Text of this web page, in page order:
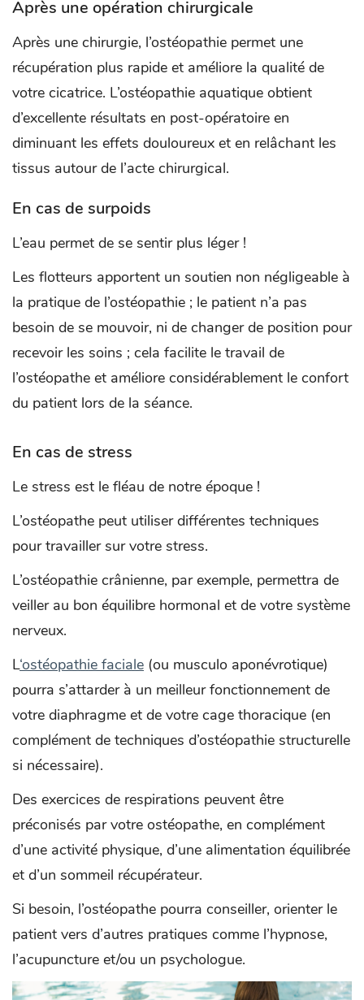
Après une opération chirurgicale
Après une chirurgie, l’ostéopathie permet une
récupération plus rapide et améliore la qualité de
votre cicatrice. L’ostéopathie aquatique obtient
d’excellente résultats en post-opératoire en
diminuant les effets douloureux et en relâchant les
tissus autour de l’acte chirurgical.
En cas de surpoids
L’eau permet de se sentir plus léger !
Les flotteurs apportent un soutien non négligeable à
la pratique de l’ostéopathie ; le patient n’a pas
besoin de se mouvoir, ni de changer de position pour
recevoir les soins ; cela facilite le travail de
l’ostéopathe et améliore considérablement le confort
du patient lors de la séance.
En cas de stress
Le stress est le fléau de notre époque !
L’ostéopathe peut utiliser différentes techniques
pour travailler sur votre stress.
L’ostéopathie crânienne, par exemple, permettra de
veiller au bon équilibre hormonal et de votre système
nerveux.
L‘ostéopathie faciale (ou musculo aponévrotique)
pourra s’attarder à un meilleur fonctionnement de
votre diaphragme et de votre cage thoracique (en
complément de techniques d’ostéopathie structurelle
si nécessaire).
Des exercices de respirations peuvent être
préconisés par votre ostéopathe, en complément
d’une activité physique, d’une alimentation équilibrée
et d’un sommeil récupérateur.
Si besoin, l’ostéopathe pourra conseiller, orienter le
patient vers d’autres pratiques comme l’hypnose,
l’acupuncture et/ou un psychologue.